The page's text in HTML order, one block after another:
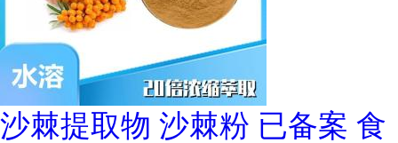
沙棘提取物 沙棘粉 已备案 食